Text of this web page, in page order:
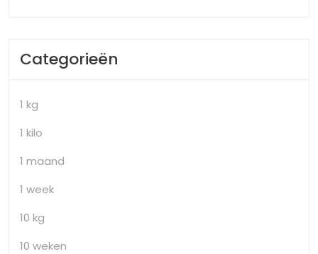
Categorieën
1 kg
1 kilo
1 maand
1 week
10 kg
10 weken